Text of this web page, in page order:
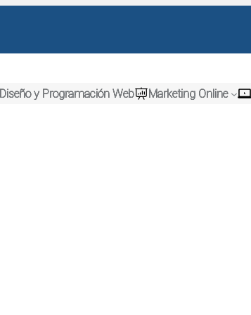
Diseño y Programación Web Marketing Online